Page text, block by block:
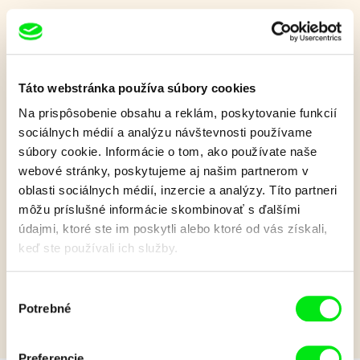
Táto webstránka používa súbory cookies
Na prispôsobenie obsahu a reklám, poskytovanie funkcií
sociálnych médií a analýzu návštevnosti používame
súbory cookie. Informácie o tom, ako používate naše
webové stránky, poskytujeme aj našim partnerom v
oblasti sociálnych médií, inzercie a analýzy. Títo partneri
môžu príslušné informácie skombinovať s ďalšími
údajmi, ktoré ste im poskytli alebo ktoré od vás získali,
keď ste používali ich služby.
súhlasu
Potrebné
Naše prasiatko: Pitíčko
Malé, naivné, zvedavé a hravé. Podobne ako najmenšie deti aj
o tie úplne obyčajné, ktoré sa v jeho predstavách menia na
niečo úžasné.
Zobraziť viac
Film bohužiaľ nie je k dispozícii :(
Je nám ľúto, ale tento film nie je vo Vašej krajine
k dispozícií.